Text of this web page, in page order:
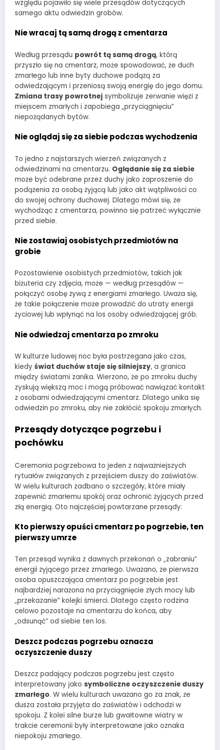
względu pojawiło się wiele przesądów dotyczących
samego aktu odwiedzin grobów.
Nie wracaj tą samą drogą z cmentarza
Według przesądu powrót tą samą drogą, którą
przyszło się na cmentarz, może spowodować, że duch
zmarłego lub inne byty duchowe podążą za
odwiedzającym i przeniosą swoją energię do jego domu.
Zmiana trasy powrotnej symbolizuje zerwanie więzi z
miejscem zmarłych i zapobiega „przyciągnięciu”
niepożądanych bytów.
Nie oglądaj się za siebie podczas wychodzenia
To jedno z najstarszych wierzeń związanych z
odwiedzinami na cmentarzu. Oglądanie się za siebie
może być odebrane przez duchy jako zaproszenie do
podążenia za osobą żyjącą lub jako akt wątpliwości co
do swojej ochrony duchowej. Dlatego mówi się, że
wychodząc z cmentarza, powinno się patrzeć wyłącznie
przed siebie.
Nie zostawiaj osobistych przedmiotów na
grobie
Pozostawienie osobistych przedmiotów, takich jak
biżuteria czy zdjęcia, może — według przesądów —
połączyć osobę żywą z energiami zmarłego. Uważa się,
że takie połączenie może prowadzić do utraty energii
życiowej lub wpłynąć na los osoby odwiedzającej grób.
Nie odwiedzaj cmentarza po zmroku
W kulturze ludowej noc była postrzegana jako czas,
kiedy świat duchów staje się silniejszy, a granica
między światami zanika. Wierzono, że po zmroku duchy
zyskują większą moc i mogą próbować nawiązać kontakt
z osobami odwiedzającymi cmentarz. Dlatego unika się
odwiedzin po zmroku, aby nie zakłócić spokoju zmarłych.
Przesądy dotyczące pogrzebu i
pochówku
Ceremonia pogrzebowa to jeden z najważniejszych
rytuałów związanych z przejściem duszy do zaświatów.
W wielu kulturach zadbano o szczegóły, które miały
zapewnić zmarłemu spokój oraz ochronić żyjących przed
złą energią. Oto najczęściej powtarzane przesądy:
Kto pierwszy opuści cmentarz po pogrzebie, ten
pierwszy umrze
Ten przesąd wynika z dawnych przekonań o „zabraniu”
energii żyjącego przez zmarłego. Uważano, że pierwsza
osoba opuszczająca cmentarz po pogrzebie jest
najbardziej narażona na przyciągnięcie złych mocy lub
„przekazanie” kolejki śmierci. Dlatego często rodzina
celowo pozostaje na cmentarzu do końca, aby
„odsunąć” od siebie ten los.
Deszcz podczas pogrzebu oznacza
oczyszczenie duszy
Deszcz padający podczas pogrzebu jest często
interpretowany jako symboliczne oczyszczenie duszy
zmarłego. W wielu kulturach uważano go za znak, że
dusza została przyjęta do zaświatów i odchodzi w
spokoju. Z kolei silne burze lub gwałtowne wiatry w
trakcie ceremonii były interpretowane jako oznaka
niepokoju zmarłego.